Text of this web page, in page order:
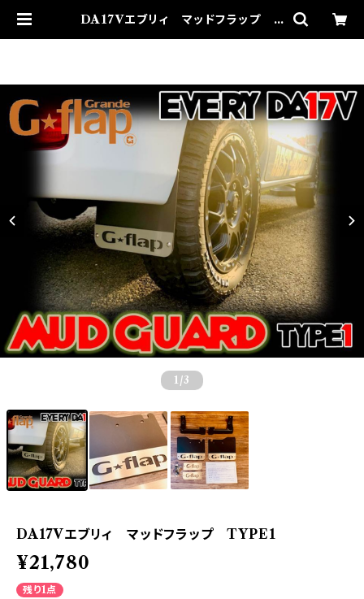
DA17Vエブリィ マッドフラップ T
1 /3
DA17Vエブリィ マッドフラップ TYPE1
¥21,780
残り1点